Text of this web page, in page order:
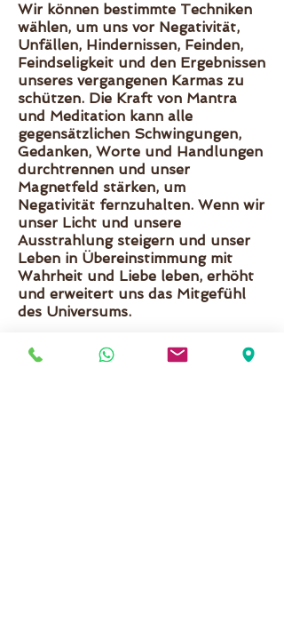
Wir können bestimmte Techniken
wählen, um uns vor Negativität,
Unfällen, Hindernissen, Feinden,
Feindseligkeit und den Ergebnissen
unseres vergangenen Karmas zu
schützen. Die Kraft von Mantra
und Meditation kann alle
gegensätzlichen Schwingungen,
Gedanken, Worte und Handlungen
durchtrennen und unser
Magnetfeld stärken, um
Negativität fernzuhalten. Wenn wir
unser Licht und unsere
Ausstrahlung steigern und unser
Leben in Übereinstimmung mit
Wahrheit und Liebe leben, erhöht
und erweitert uns das Mitgefühl
des Universums.
Durch Kundalini Yoga kannst du
dich reinigen. Du kannst die